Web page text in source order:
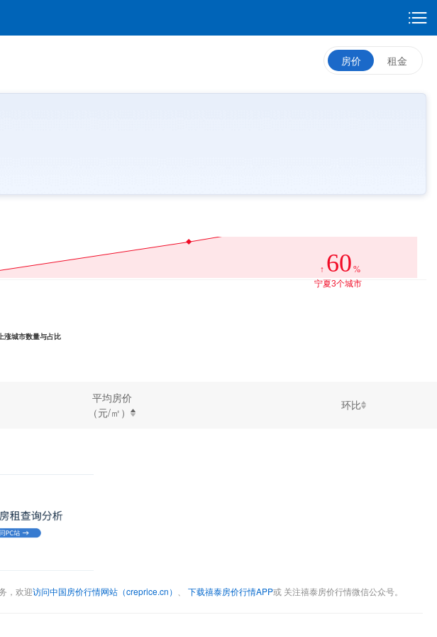
房价 租金
涨城市数量与占比
↑ 60 %
宁夏3个城市
平均房价
（元/㎡）
环比
，欢迎访问中国房价行情网站（creprice.cn） 下载禧泰房价行情APP或 关注禧泰房价行情微信公众号。